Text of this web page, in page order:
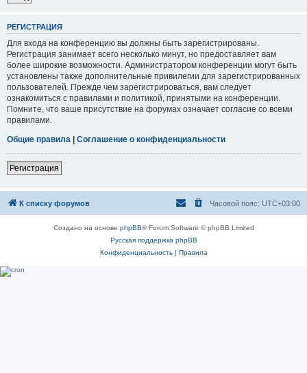
РЕГИСТРАЦИЯ
Для входа на конференцию вы должны быть зарегистрированы.
Регистрация занимает всего несколько минут, но предоставляет вам
более широкие возможности. Администратором конференции могут быть
установлены также дополнительные привилегии для зарегистрированных
пользователей. Прежде чем зарегистрироваться, вам следует
ознакомиться с правилами и политикой, принятыми на конференции.
Помните, что ваше присутствие на форумах означает согласие со всеми
правилами.
Общие правила | Соглашение о конфиденциальности
Регистрация
К списку форумов Часовой пояс: UTC+03:00
Создано на основе phpBB® Forum Software © phpBB Limited
Русская поддержка phpBB
Конфиденциальность| Правила